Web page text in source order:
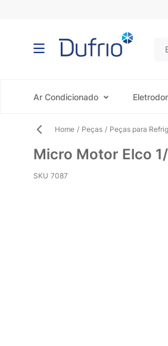
Ar Condicionado
Home / Peças / Peças para
Micro Motor Elco
SKU 7087